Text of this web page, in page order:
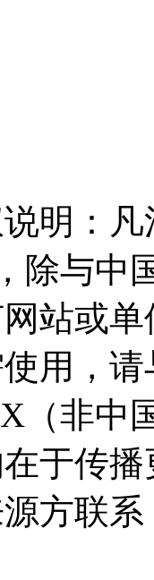
明：
除与中
站或
用，请
（非中
于传
方联